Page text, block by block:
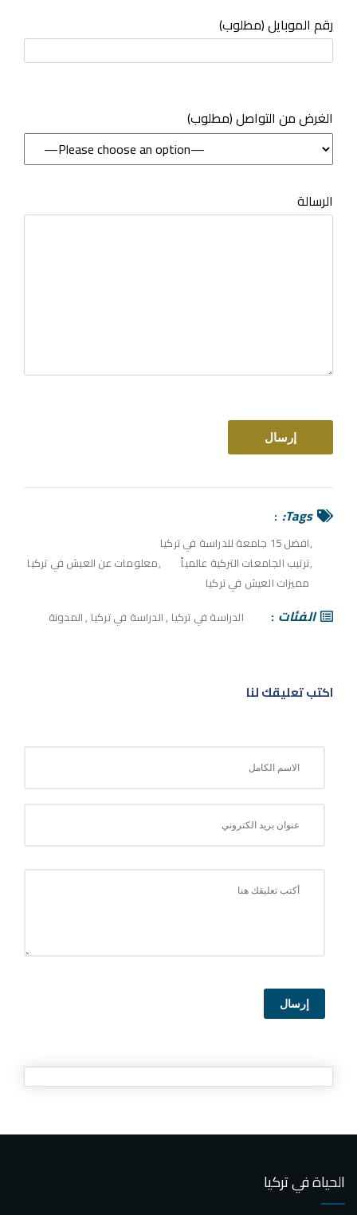
رقم الموبايل (مطلوب)
(مطلوب) الغرض من التواصل
الرسالة
Tags:
افضل 15 جامعة للدراسة في تركيا
ترتيب الجامعات التركية عالمياً
معلومات عن العيش في تركيا
مميزات العيش في تركيا
الفئات الدراسة في تركيا ,الدراسة في تركيا ,المدونة
اكتب تعليقك لنا
إرسال
الحياة في تركيا